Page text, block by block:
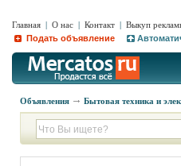
Главная | О нас | Контакт | Выкуп
Подать объявление
Объявления Бытовая техника и